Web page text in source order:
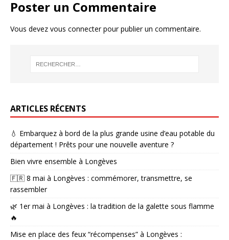
Poster un Commentaire
Vous devez vous connecterpour publier un commentaire.
ARTICLES RÉCENTS
💧 Embarquez à bord de la plus grande usine d’eau potable du
département ! Prêts pour une nouvelle aventure ?
Bien vivre ensemble à Longèves
🇫🇷 8 mai à Longèves : commémorer, transmettre, se
rassembler
🌿 1er mai à Longèves : la tradition de la galette sous flamme
🔥
Mise en place des feux “récompenses” à Longèves :